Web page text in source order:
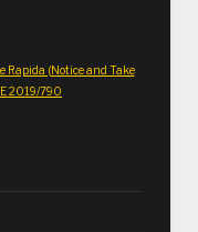
Rapida (Notice and Take
2019/790